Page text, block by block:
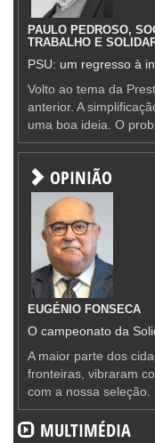
PAULO PEDROSO,
TRABALHO E
PSU: um regresso à
Volto ao tema da
anterior. A
uma boa ideia. O
OPINIÃO
EUGÉNIO FONSECA
O campeonato da
A maior parte dos
fronteiras, vibraram
com a nossa seleção.
MULTIMÉDIA